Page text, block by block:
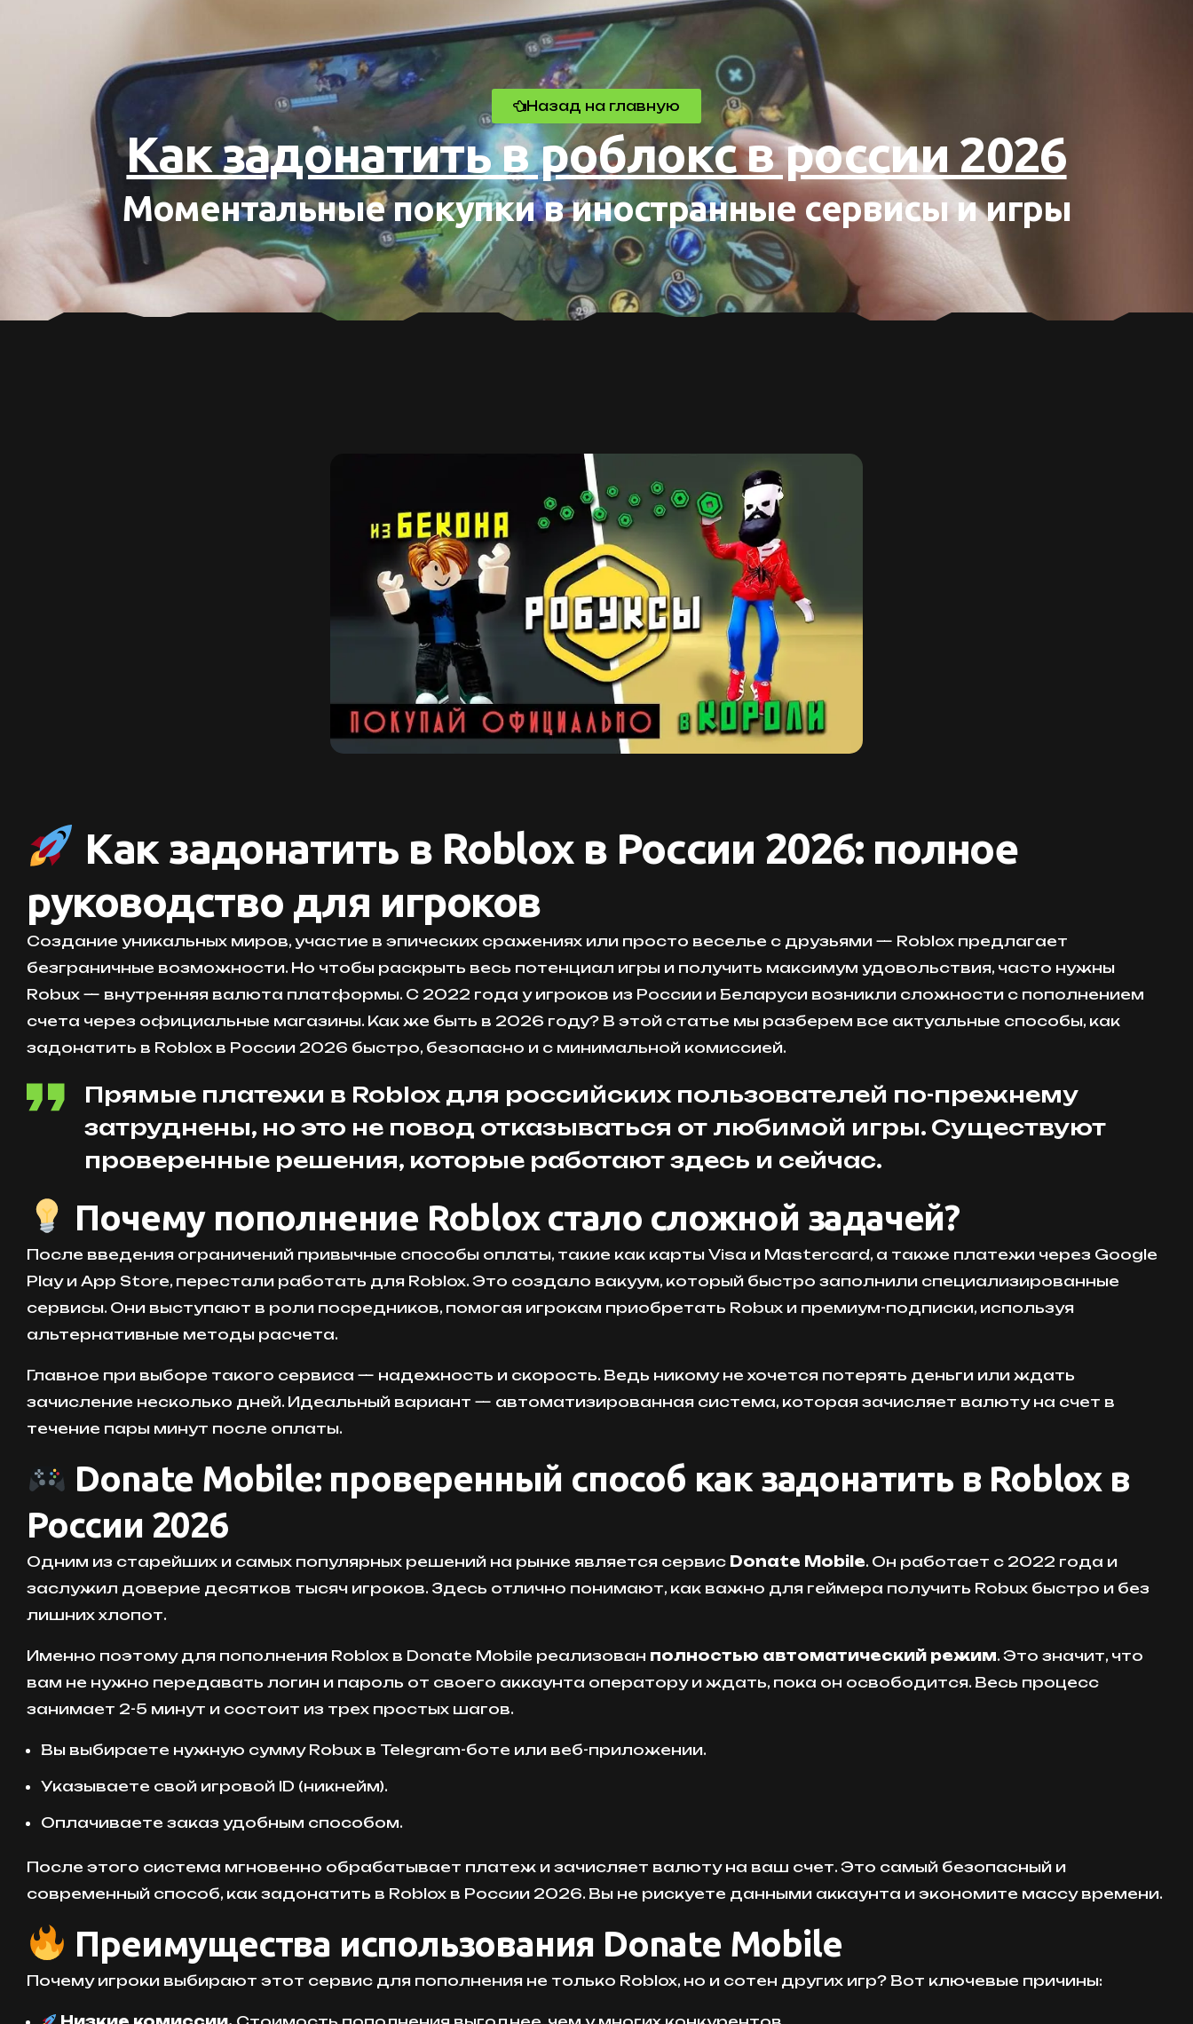
Назад на главную
Как задонатить в роблокс в россии 2026
Моментальные покупки в иностранные сервисы и игры
Как задонатить в Roblox в России 2026: полное
руководство для игроков
Создание уникальных миров, участие в эпических сражениях или просто веселье с друзьями — Roblox предлагает
безграничные возможности. Но чтобы раскрыть весь потенциал игры и получить максимум удовольствия, часто нужны
Robux — внутренняя валюта платформы. С 2022 года у игроков из России и Беларуси возникли сложности с пополнением
счета через официальные магазины. Как же быть в 2026 году? В этой статье мы разберем все актуальные способы, как
задонатить в Roblox в России 2026 быстро, безопасно и с минимальной комиссией.
Прямые платежи в Roblox для российских пользователей по-прежнему
затруднены, но это не повод отказываться от любимой игры. Существуют
проверенные решения, которые работают здесь и сейчас.
Почему пополнение Roblox стало сложной задачей?
После введения ограничений привычные способы оплаты, такие как карты Visa и Mastercard, а также платежи через Google
Play и App Store, перестали работать для Roblox. Это создало вакуум, который быстро заполнили специализированные
сервисы. Они выступают в роли посредников, помогая игрокам приобретать Robux и премиум-подписки, используя
альтернативные методы расчета.
Главное при выборе такого сервиса — надежность и скорость. Ведь никому не хочется потерять деньги или ждать
зачисление несколько дней. Идеальный вариант — автоматизированная система, которая зачисляет валюту на счет в
течение пары минут после оплаты.
Donate Mobile: проверенный способ как задонатить в Roblox в
России 2026
Одним из старейших и самых популярных решений на рынке является сервис Donate Mobile. Он работает с 2022 года и
заслужил доверие десятков тысяч игроков. Здесь отлично понимают, как важно для геймера получить Robux быстро и без
лишних хлопот.
Именно поэтому для пополнения Roblox в Donate Mobile реализован полностью автоматический режим. Это значит, что
вам не нужно передавать логин и пароль от своего аккаунта оператору и ждать, пока он освободится. Весь процесс
занимает 2-5 минут и состоит из трех простых шагов.
Вы выбираете нужную сумму Robux в Telegram-боте или веб-приложении.
Указываете свой игровой ID (никнейм).
Оплачиваете заказ удобным способом.
После этого система мгновенно обрабатывает платеж и зачисляет валюту на ваш счет. Это самый безопасный и
современный способ, как задонатить в Roblox в России 2026. Вы не рискуете данными аккаунта и экономите массу времени.
Преимущества использования Donate Mobile
Почему игроки выбирают этот сервис для пополнения не только Roblox, но и сотен других игр? Вот ключевые причины: